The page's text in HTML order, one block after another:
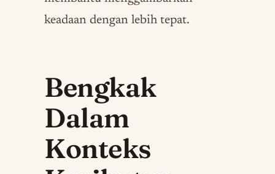
keadaan dengan lebih tepat.
Bengkak
Dalam
Konteks